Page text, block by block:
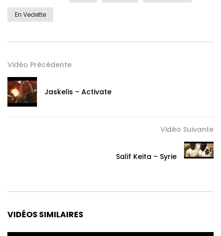
En Vedette
Vidéo Précédente
Jaskelis – Activate
Vidéo Suivante
Salif Keita – Syrie
VIDÉOS SIMILAIRES